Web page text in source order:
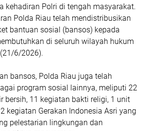
kehadiran Polri di tengah masyarakat.
Polda Riau telah mendistribusikan
bantuan sosial (bansos) kepada
di seluruh wilayah hukum
6/2026).
bansos, Polda Riau juga telah
program sosial lainnya, meliputi 22
bersih, 11 kegiatan bakti religi, 1 unit
kegiatan Gerakan Indonesia Asri yang
pelestarian lingkungan dan